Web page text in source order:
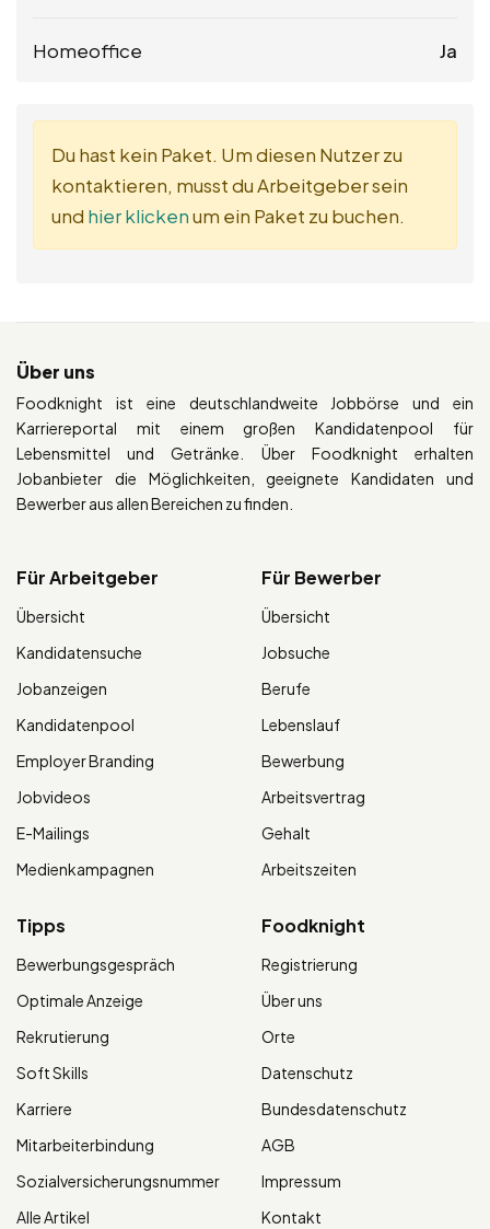
Homeoffice Ja
Du hast kein Paket. Um diesen Nutzer zu
kontaktieren, musst du Arbeitgeber sein
und hier klickenum ein Paket zu buchen.
Über uns
Foodknight ist eine deutschlandweite Jobbörse und ein
Karriereportal mit einem großen Kandidatenpool für
Lebensmittel und Getränke. Über Foodknight erhalten
Jobanbieter die Möglichkeiten, geeignete Kandidaten und
Bewerber aus allen Bereichen zu finden.
Für Arbeitgeber
Übersicht
Kandidatensuche
Jobanzeigen
Kandidatenpool
Employer Branding
Jobvideos
E-Mailings
Medienkampagnen
Für Bewerber
Übersicht
Jobsuche
Berufe
Lebenslauf
Bewerbung
Arbeitsvertrag
Gehalt
Arbeitszeiten
Tipps
Bewerbungsgespräch
Optimale Anzeige
Rekrutierung
Soft Skills
Karriere
Mitarbeiterbindung
Sozialversicherungsnummer
Alle Artikel
Foodknight
Registrierung
Über uns
Orte
Datenschutz
Bundesdatenschutz
AGB
Impressum
Kontakt